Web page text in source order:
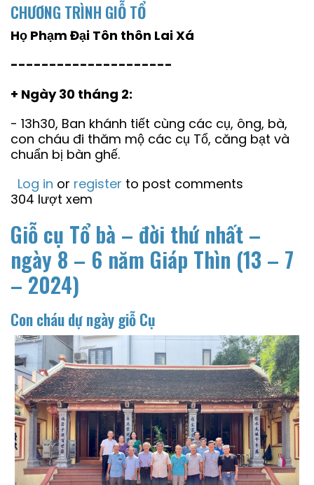
CHƯƠNG TRÌNH GIỖ TỔ
Họ Phạm Đại Tôn thôn Lai Xá
---------------------
+ Ngày 30 tháng 2:
- 13h30, Ban khánh tiết cùng các cụ, ông, bà,
con cháu đi thăm mộ các cụ Tổ, căng bạt và
chuẩn bị bàn ghế.
Log in or register to post comments
304 lượt xem
Giỗ cụ Tổ bà – đời thứ nhất –
ngày 8 – 6 năm Giáp Thìn (13 – 7
– 2024)
Con cháu dự ngày giỗ Cụ